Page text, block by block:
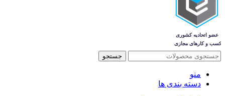
جستجو
منو
دسته بندی ها